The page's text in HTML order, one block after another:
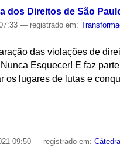
dos Direitos de São
— registrado em:
das violações de
Esquecer! E faz
os lugares de lutas e
09:50— registrado em: